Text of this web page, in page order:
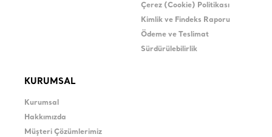
Çerez (Cookie) Politikası
Kimlik ve Findeks Raporu
Ödeme ve Teslimat
Sürdürülebilirlik
KURUMSAL
Kurumsal
Hakkımızda
Müşteri Çözümlerimiz